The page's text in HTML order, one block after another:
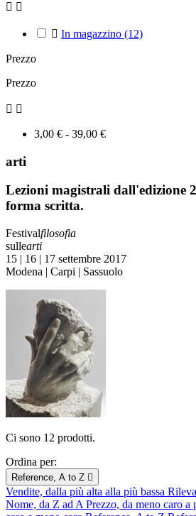
 
 In magazzino (12)
Prezzo
Prezzo
 
3,00 € - 39,00 €
arti
Lezioni magistrali dall'edizione
forma scritta.
Festivalfilosofia
sullearti
15 | 16 | 17 settembre 2017
Modena | Carpi | Sassuolo
Ci sono 12 prodotti.
Ordina per:
Reference, A to Z 
Vendite, dalla più alta alla più bassa
Nome, da Z ad A Prezzo, da meno caro a